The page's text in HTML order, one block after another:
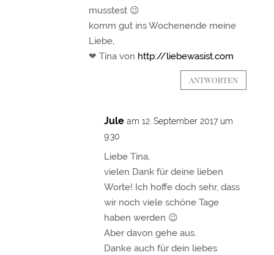
musstest 😉
komm gut ins Wochenende meine
Liebe,
❤ Tina von http://liebewasist.com
ANTWORTEN
Jule am 12. September 2017 um
9:30
Liebe Tina,
vielen Dank für deine lieben
Worte! Ich hoffe doch sehr, dass
wir noch viele schöne Tage
haben werden 😉
Aber davon gehe aus.
Danke auch für dein liebes